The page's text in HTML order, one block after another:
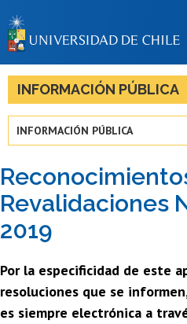
LA
INFORMACIÓN PÚBLICA
INFORMACIÓN PÚBLICA
Revalidaciones
2019
Por la especificidad de este
resoluciones que se
es siempre electrónica a